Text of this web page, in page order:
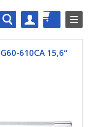
610CA 15,6“